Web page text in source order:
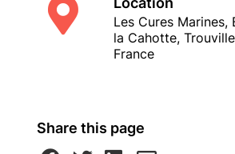
Les Cures Marines,
la Cahotte,
France
Share this page